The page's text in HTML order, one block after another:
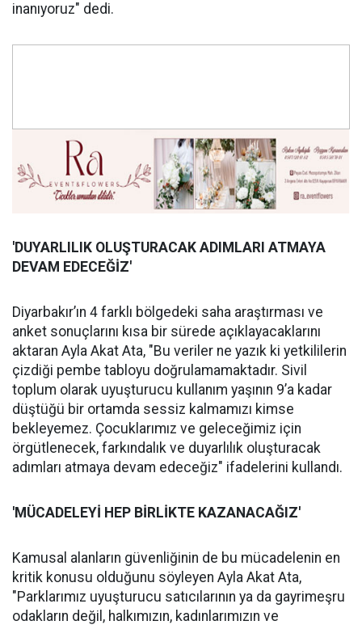
inanıyoruz" dedi.
'DUYARLILIK OLUŞTURACAK ADIMLARI ATMAYA
DEVAM EDECEĞİZ'
Diyarbakır’ın 4 farklı bölgedeki saha araştırması ve
anket sonuçlarını kısa bir sürede açıklayacaklarını
aktaran Ayla Akat Ata, "Bu veriler ne yazık ki yetkililerin
çizdiği pembe tabloyu doğrulamamaktadır. Sivil
toplum olarak uyuşturucu kullanım yaşının 9’a kadar
düştüğü bir ortamda sessiz kalmamızı kimse
bekleyemez. Çocuklarımız ve geleceğimiz için
örgütlenecek, farkındalık ve duyarlılık oluşturacak
adımları atmaya devam edeceğiz" ifadelerini kullandı.
'MÜCADELEYİ HEP BİRLİKTE KAZANACAĞIZ'
Kamusal alanların güvenliğinin de bu mücadelenin en
kritik konusu olduğunu söyleyen Ayla Akat Ata,
"Parklarımız uyuşturucu satıcılarının ya da gayrimeşru
odakların değil, halkımızın, kadınlarımızın ve